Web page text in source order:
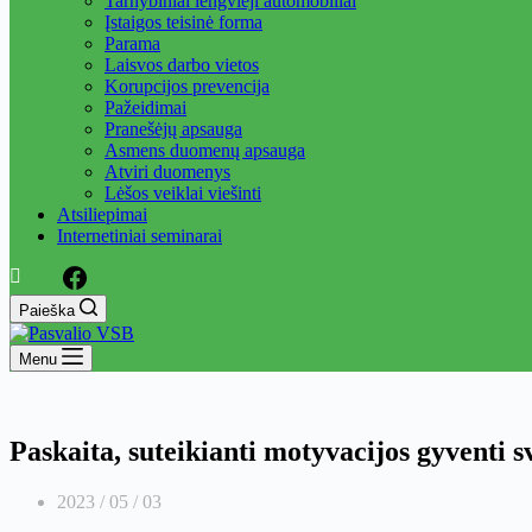
Įstaigos teisinė forma
Parama
Laisvos darbo vietos
Korupcijos prevencija
Pažeidimai
Pranešėjų apsauga
Asmens duomenų apsauga
Atviri duomenys
Lėšos veiklai viešinti
Atsiliepimai
Internetiniai seminarai
Paieška
Menu
Paskaita, suteikianti motyvacijos gyventi
2023 / 05 / 03